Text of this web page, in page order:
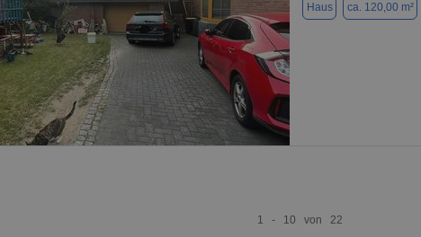
1 / 16
Haus ca. 120,00 m²
1 - 10 von 22